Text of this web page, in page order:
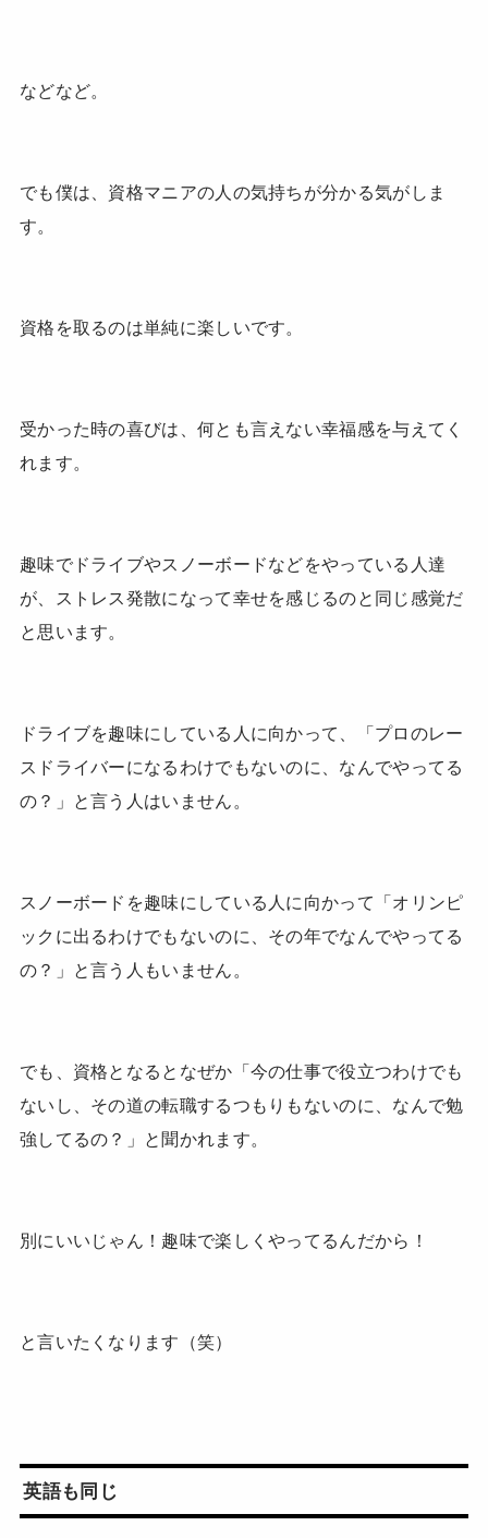
などなど。
でも僕は、資格マニアの人の気持ちが分かる気がしま
す。
資格を取るのは単純に楽しいです。
受かった時の喜びは、何とも言えない幸福感を与えてく
れます。
趣味でドライブやスノーボードなどをやっている人達
が、ストレス発散になって幸せを感じるのと同じ感覚だ
と思います。
ドライブを趣味にしている人に向かって、「プロのレー
スドライバーになるわけでもないのに、なんでやってる
の？」と言う人はいません。
スノーボードを趣味にしている人に向かって「オリンピ
ックに出るわけでもないのに、その年でなんでやってる
の？」と言う人もいません。
でも、資格となるとなぜか「今の仕事で役立つわけでも
ないし、その道の転職するつもりもないのに、なんで勉
強してるの？」と聞かれます。
別にいいじゃん！趣味で楽しくやってるんだから！
と言いたくなります（笑）
英語も同じ